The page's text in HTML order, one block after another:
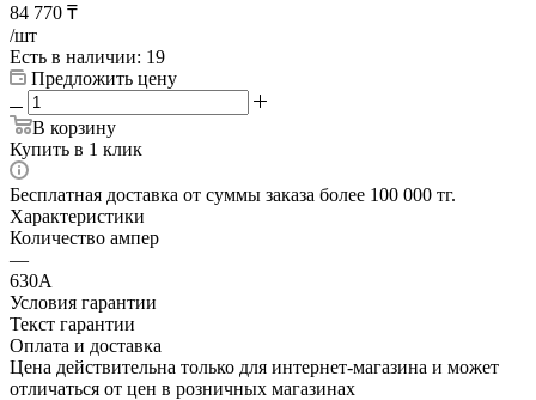
84 770 ₸
/шт
Есть в наличии: 19
Предложить цену
В корзину
Купить в 1 клик
Бесплатная доставка от суммы заказа более 100 000 тг.
Характеристики
Количество ампер
—
630А
Условия гарантии
Текст гарантии
Оплата и доставка
Цена действительна только для интернет-магазина и может
отличаться от цен в розничных магазинах